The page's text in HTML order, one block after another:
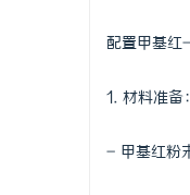
配置甲基红
1. 材料准备：
- 甲基红粉